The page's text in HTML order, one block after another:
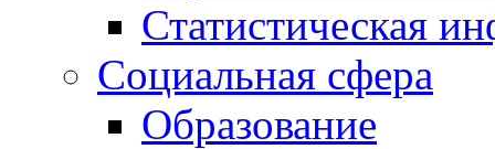
Статистическая
Социальная сфера
Образование